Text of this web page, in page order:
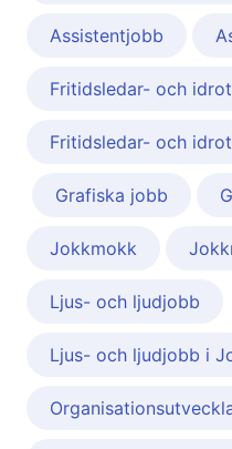
Assistentjobb
Fritidsledar- och
Fritidsledar- och
Grafiska jobb
Jokkmokk
Ljus- och ljudjobb
Ljus- och ljudjobb i